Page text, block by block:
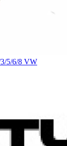
3/5/6/8 VW